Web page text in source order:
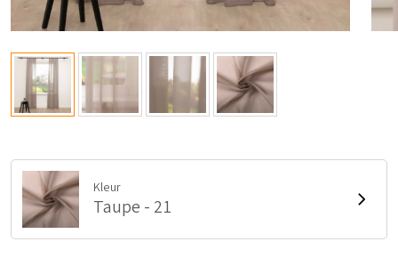
Kleur
Taupe - 21